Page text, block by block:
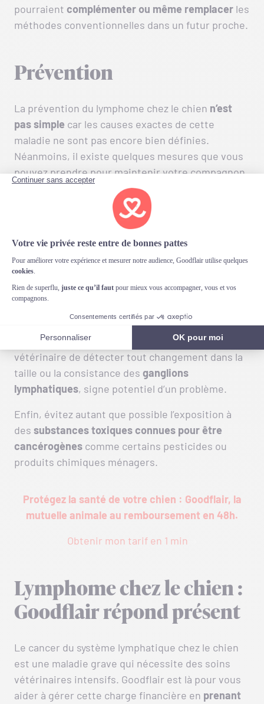
pourraient complémenter ou même remplacer les
méthodes conventionnelles dans un futur proche.
Prévention
La prévention du lymphome chez le chien n’est
pas simple car les causes exactes de cette
maladie ne sont pas encore bien définies.
Néanmoins, il existe quelques mesures que vous
pouvez prendre pour maintenir votre compagnon
en bonne santé et réduire son risque de
développer des problèmes de santé. Assurez-
vous d’abord que votre chien bénéficie d’une
spécifiques
. Une nutrition adéquate peut
renforcer le système immunitaire du chien, ce qui
pourrait l’aider à résister aux maladies.
régulièrement examiner votre chien par un
vétérinaire. Uncontrôle annuel
permettra au
vétérinaire de détecter tout changement dans la
taille ou la consistance des ganglions
lymphatiques, signe potentiel d’un problème.
Enfin, évitez autant que possible l’exposition à
des substances toxiques connues pour être
cancérogènes comme certains pesticides ou
produits chimiques ménagers.
Protégez la santé de votre chien : Goodflair, la
mutuelle animale au remboursement en 48h.
Obtenir mon tarif en 1 min
Lymphome chez le chien :
Goodflair répond présent
Le cancer du système lymphatique chez le chien
est une maladie grave qui nécessite des soins
vétérinaires intensifs. Goodflair est là pour vous
aider à gérer cette charge financière en prenant